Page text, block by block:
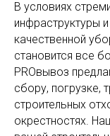
В условиях
инфраструктуры
качественной
становится все
PROвывоз
сбору, погрузке,
строительных
окрестностях.